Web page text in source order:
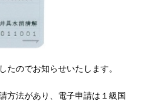
のでお知らせいたします。
方法があり、電子申請は１級国